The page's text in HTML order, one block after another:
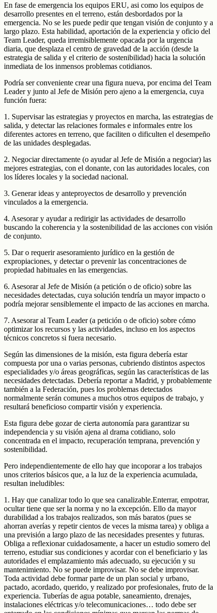
En fase de emergencia los equipos ERU, asi como los equipos de
desarrollo presentes en el terreno, están desbordados por la
emergencia. No se les puede pedir que tengan visión de conjunto y a
largo plazo. Esta habilidad, aportación de la experiencia y oficio del
Team Leader, queda irremisiblemente opacada por la urgencia
diaria, que desplaza el centro de gravedad de la acción (desde la
estrategia de salida y el criterio de sostenibilidad) hacia la solución
inmediata de los inmensos problemas cotidianos.
Podría ser conveniente crear una figura nueva, por encima del Team
Leader y junto al Jefe de Misión pero ajeno a la emergencia, cuya
función fuera:
1. Supervisar las estrategias y proyectos en marcha, las estrategias de
salida, y detectar las relaciones formales e informales entre los
diferentes actores en terreno, que faciliten o dificulten el desempeño
de las unidades desplegadas.
2. Negociar directamente (o ayudar al Jefe de Misión a negociar) las
mejores estrategias, con el donante, con las autoridades locales, con
los líderes locales y la sociedad nacional.
3. Generar ideas y anteproyectos de desarrollo y prevención
vinculados a la emergencia.
4. Asesorar y ayudar a redirigir las actividades de desarrollo
buscando la coherencia y la sostenibilidad de las acciones con visión
de conjunto.
5. Dar o requerir asesoramiento jurídico en la gestión de
expropiaciones, y detectar o prevenir las concentraciones de
propiedad habituales en las emergencias.
6. Asesorar al Jefe de Misión (a petición o de oficio) sobre las
necesidades detectadas, cuya solución tendría un mayor impacto o
podría mejorar sensiblemente el impacto de las acciones en marcha.
7. Asesorar al Team Leader (a petición o de oficio) sobre cómo
optimizar los recursos y las actividades, incluso en los aspectos
técnicos concretos si fuera necesario.
Según las dimensiones de la misión, esta figura debería estar
compuesta por una o varias personas, cubriendo distintos aspectos
especialidades y/o áreas geográficas, según las características de las
necesidades detectadas. Debería reportar a Madrid, y probablemente
también a la Federación, pues los problemas detectados
normalmente serán comunes a muchos otros equipos de trabajo, y
resultará beneficioso compartir visión y experiencia.
Esta figura debe gozar de cierta autonomía para garantizar su
independencia y su visión ajena al drama cotidiano, solo
concentrada en el impacto, recuperación temprana, prevención y
sostenibilidad.
Pero independientemente de ello hay que incoporar a los trabajos
unos criterios básicos que, a la luz de la experiencia acumulada,
resultan ineludibles:
1. Hay que canalizar todo lo que sea canalizable.Enterrar, empotrar,
ocultar tiene que ser la norma y no la excepción. Ello da mayor
durabilidad a los trabajos realizados, son más baratos (pues se
ahorran averías y repetir cientos de veces la misma tarea) y obliga a
una previsión a largo plazo de las necesidades presentes y futuras.
Obliga a reflexionar cuidadosamente, a hacer un estudio somero del
terreno, estudiar sus condiciones y acordar con el beneficiario y las
autoridades el emplazamiento más adecuado, su ejecución y su
mantenimiento. No se puede improvisar. No se debe improvisar.
Toda actividad debe formar parte de un plan social y urbano,
pactado, acordado, querido, y realizado por profesionales, fruto de la
experiencia. Tuberías de agua potable, saneamiento, drenajes,
instalaciones eléctricas y/o telecomunicaciones… todo debe ser